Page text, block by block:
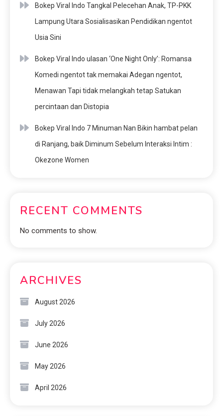
Bokep Viral Indo Tangkal Pelecehan Anak, TP-PKK
Lampung Utara Sosialisasikan Pendidikan ngentot
Usia Sini
Bokep Viral Indo ulasan ‘One Night Only’: Romansa
Komedi ngentot tak memakai Adegan ngentot,
Menawan Tapi tidak melangkah tetap Satukan
percintaan dan Distopia
Bokep Viral Indo 7 Minuman Nan Bikin hambat pelan
di Ranjang, baik Diminum Sebelum Interaksi Intim :
Okezone Women
RECENT COMMENTS
No comments to show.
ARCHIVES
August 2026
July 2026
June 2026
May 2026
April 2026